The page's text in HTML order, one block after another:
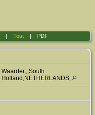
Tout| PDF
Waarder,,,South
Holland,NETHERLANDS,